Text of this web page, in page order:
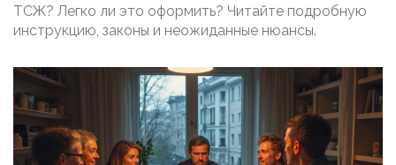
ТСЖ? Легко ли это оформить? Читайте подробную
инструкцию, законы и неожиданные нюансы.